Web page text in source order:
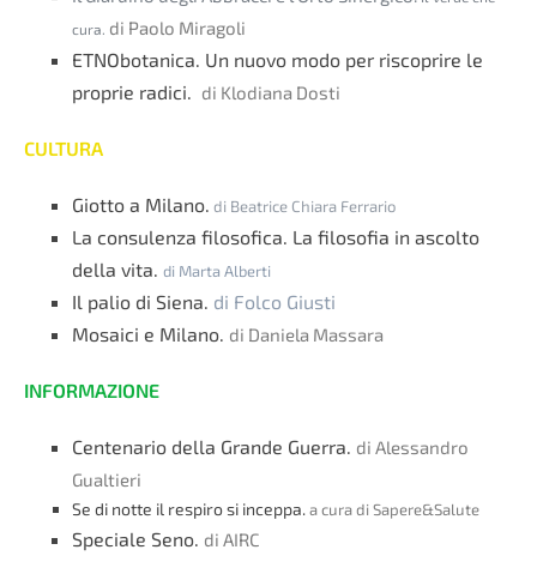
cura. di Paolo Miragoli
ETNObotanica. Un nuovo modo per riscoprire le
proprie radici. di Klodiana Dosti
CULTURA
Giotto a Milano. di Beatrice Chiara Ferrario
La consulenza filosofica. La filosofia in ascolto
della vita. di Marta Alberti
Il palio di Siena. di Folco Giusti
Mosaici e Milano. di Daniela Massara
INFORMAZIONE
Centenario della Grande Guerra. di Alessandro
Gualtieri
Se di notte il respiro si inceppa. a cura di Sapere&Salute
Speciale Seno. di AIRC